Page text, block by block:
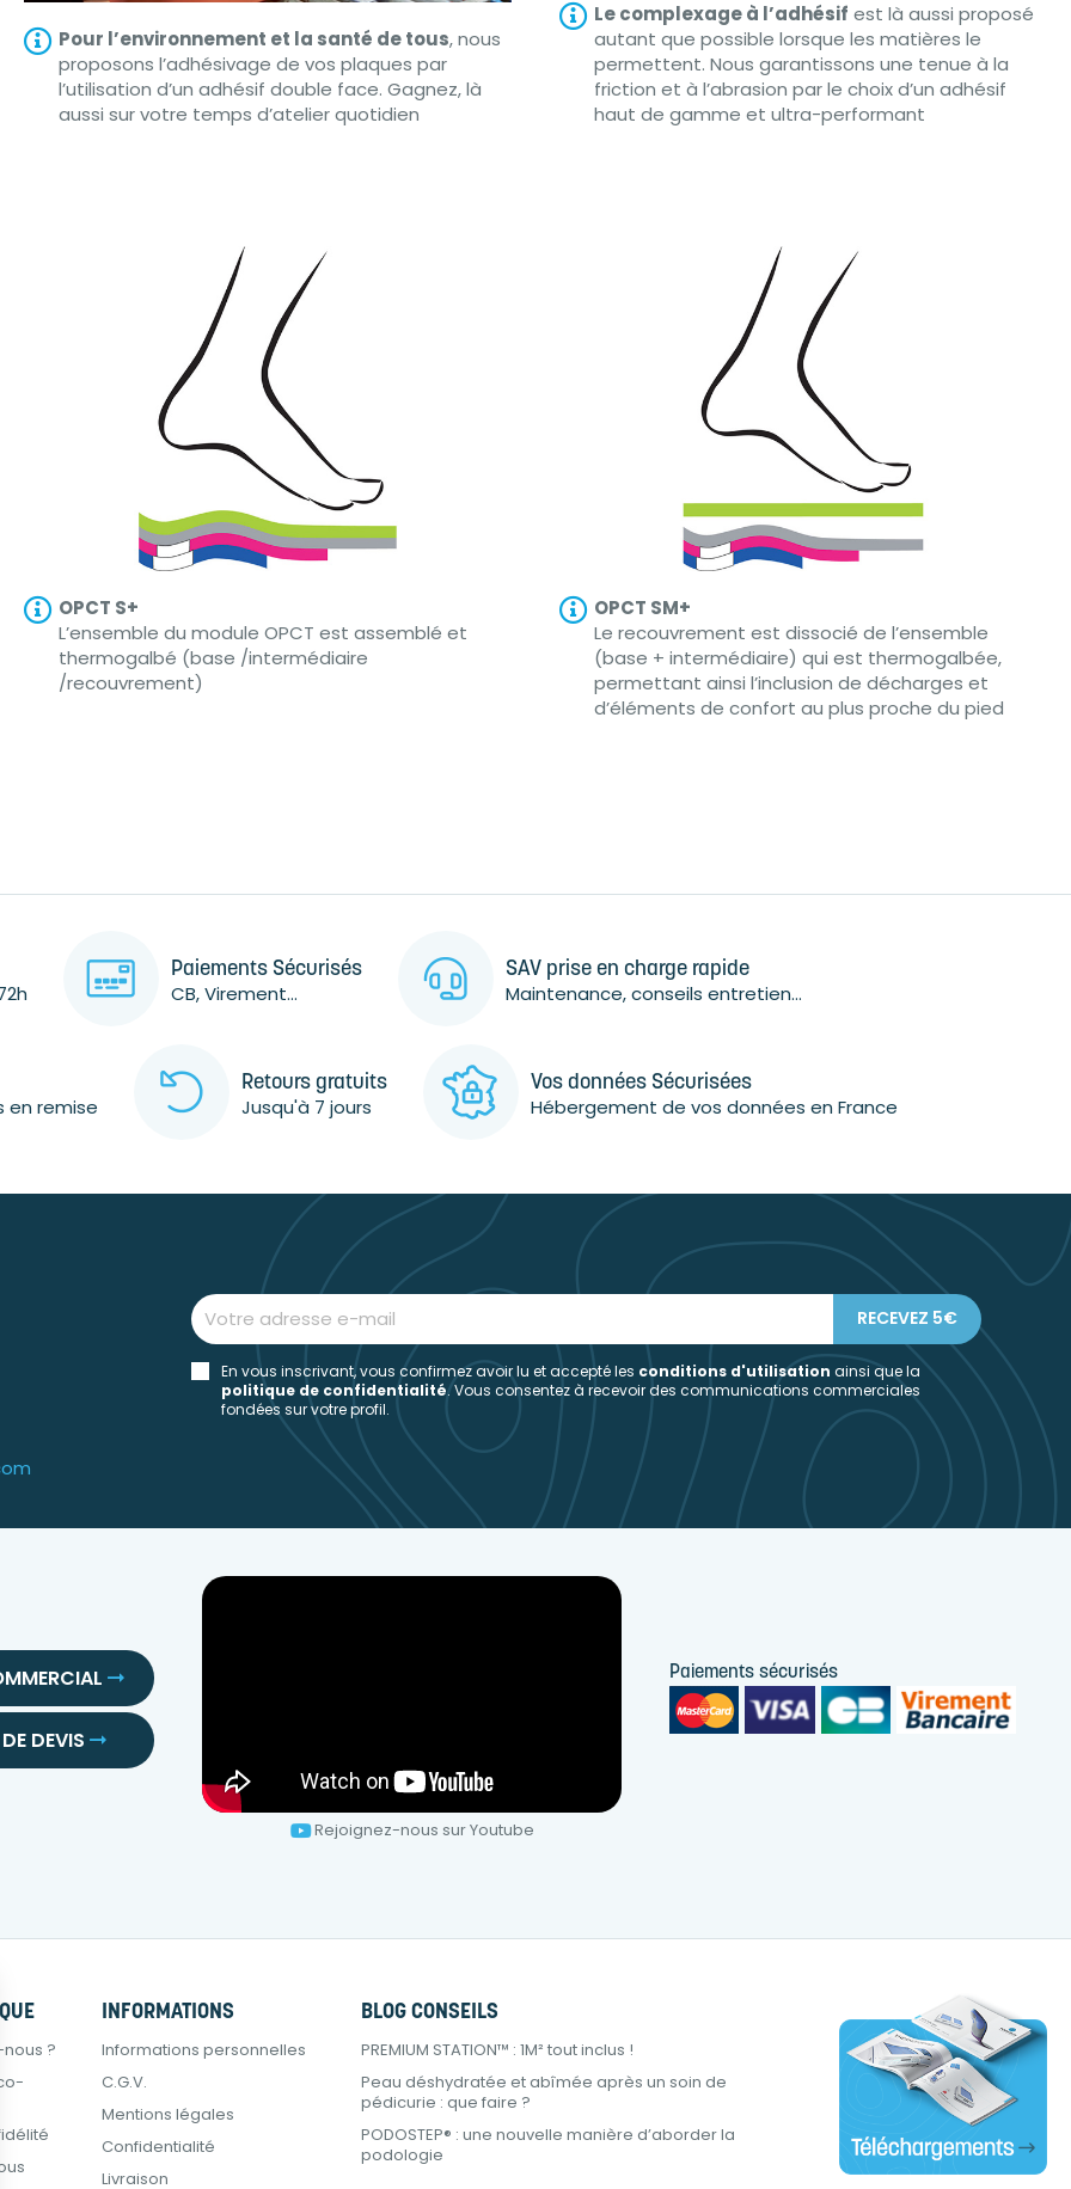
Pour l’environnement et la santé de tous, nous
proposons l’adhésivage de vos plaques par
l’utilisation d’un adhésif double face. Gagnez, là
aussi sur votre temps d’atelier quotidien
Le complexage à l’adhésif est là aussi proposé
autant que possible lorsque les matières le
permettent. Nous garantissons une tenue à la
friction et à l’abrasion par le choix d’un adhésif
haut de gamme et ultra-performant
OPCT S+
L’ensemble du module OPCT est assemblé et
thermogalbé (base /intermédiaire
/recouvrement)
OPCT SM+
Le recouvrement est dissocié de l’ensemble
(base + intermédiaire) qui est thermogalbée,
permettant ainsi l’inclusion de décharges et
d’éléments de confort au plus proche du pied
Paiements Sécurisés
CB, Virement...
SAV prise en charge rapide
Maintenance, conseils entretien...
en remise
Retours gratuits
Jusqu'à 7 jours
Vos données Sécurisées
Hébergement de vos données en France
En vous inscrivant, vous confirmez avoir lu et accepté les conditions d'utilisation ainsi que la
politique de confidentialité. Vous consentez à recevoir des communications commerciales
fondées sur votre profil.
DEVIS
Rejoignez-nous sur Youtube
Paiements sécurisés
?
INFORMATIONS
Informations personnelles
C.G.V.
Mentions légales
Confidentialité
Livraison
BLOG CONSEILS
PREMIUM STATION™ : 1M² tout inclus !
Peau déshydratée et abîmée après un soin de
pédicurie : que faire ?
PODOSTEP® : une nouvelle manière d’aborder la
podologie